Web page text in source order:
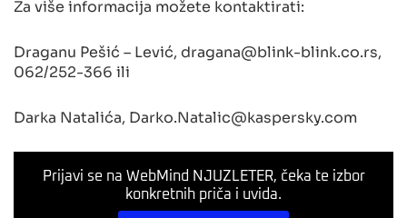
Za više informacija možete kontaktirati:
Draganu Pešić – Lević, dragana@blink-blink.co.rs,
062/252-366 ili
Darka Natalića, Darko.Natalic@kaspersky.com
Prijavi se na WebMind NJUZLETER, čeka te izbor
konkretnih priča i uvida.